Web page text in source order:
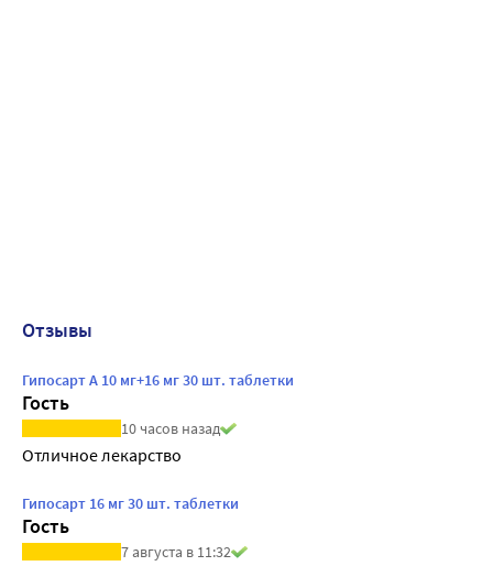
Отзывы
Гипосарт А 10 мг+16 мг 30 шт. таблетки
Гость
10 часов назад
Отличное лекарство
Гипосарт 16 мг 30 шт. таблетки
Гость
7 августа в 11:32